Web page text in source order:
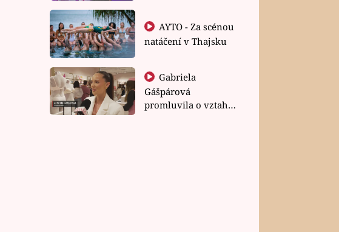
natáčení v Thajsku
Gabriela
Gášpárová
promluvila o vztahu